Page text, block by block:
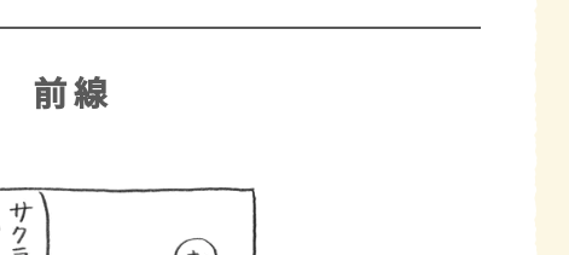
前 線
賞金稼ぎスリーサム！ 二重拘束の…